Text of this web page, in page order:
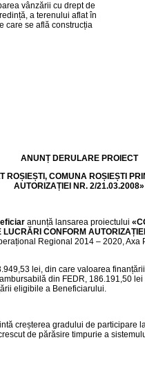
vânzării cu drept de
a terenului aflat în
care se află construcția
ANUNȚ DERULARE PROIECT
ROȘIEȘTI, COMUNA ROȘIEȘTI
AUTORIZAȚIEI NR. 2/21.03.2008»
anunță lansarea proiectului
CONFORM
Regional 2014 – 2020, Axa
lei, din care valoarea
din FEDR, 186.191,50
eligibile a Beneficiarului.
creșterea gradului de participare
de părăsire timpurie a